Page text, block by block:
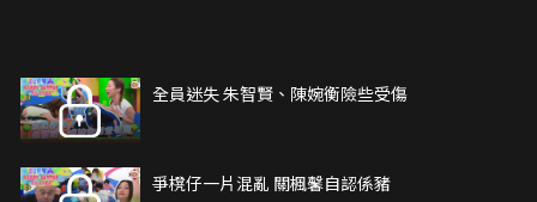
全員迷失 朱智賢、陳婉衡險些受傷
爭櫈仔一片混亂 關楓馨自認係豬